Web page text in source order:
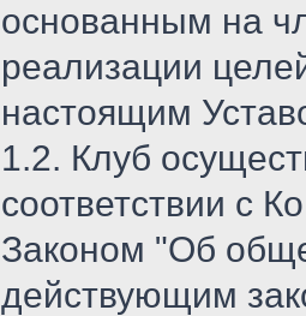
основанным на
реализации
настоящим
1.2. Клуб
соответствии с
Законом "Об
действующим